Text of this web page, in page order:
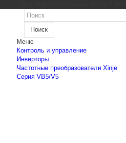
Поиск
Меню
Контроль и управление
Инверторы
Частотные преобразователи Xinje
Cерия VB5/V5